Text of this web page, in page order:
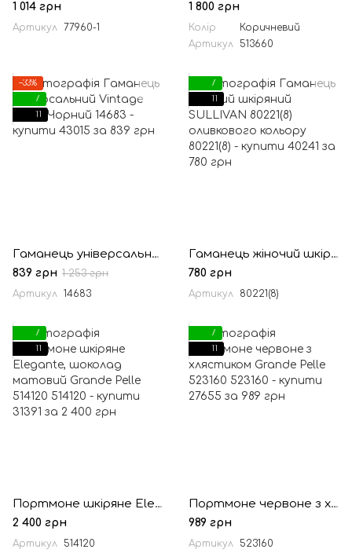
1 014 грн
Артикул 77960-1
1 800 грн
Колір
Коричневий
Артикул
513660
−33%
7
11
Гаманець універсальний Vintage 14683 Чорний
839 грн 1 253 грн
Артикул 14683
7
11
Гаманець жіночий шкіряний SULLIVAN 80221(8) оливкового кольору
780 грн
Артикул 80221(8)
7
11
Портмоне шкіряне Elegante, шоколад матовий Grande Pelle 514120
2 400 грн
Артикул 514120
7
11
Портмоне червоне з хлястиком Grande Pelle 523160
989 грн
Артикул 523160